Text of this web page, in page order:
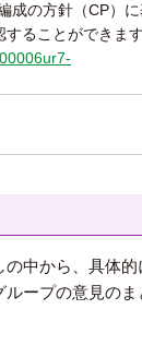
成の方針（CP）
ることができます
中から、具体的
ープの意見の